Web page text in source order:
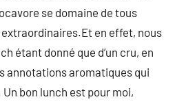
se domaine de tous
en effet, nous
étant donné que d’un cru, en
annotations aromatiques qui
bon lunch est pour moi,